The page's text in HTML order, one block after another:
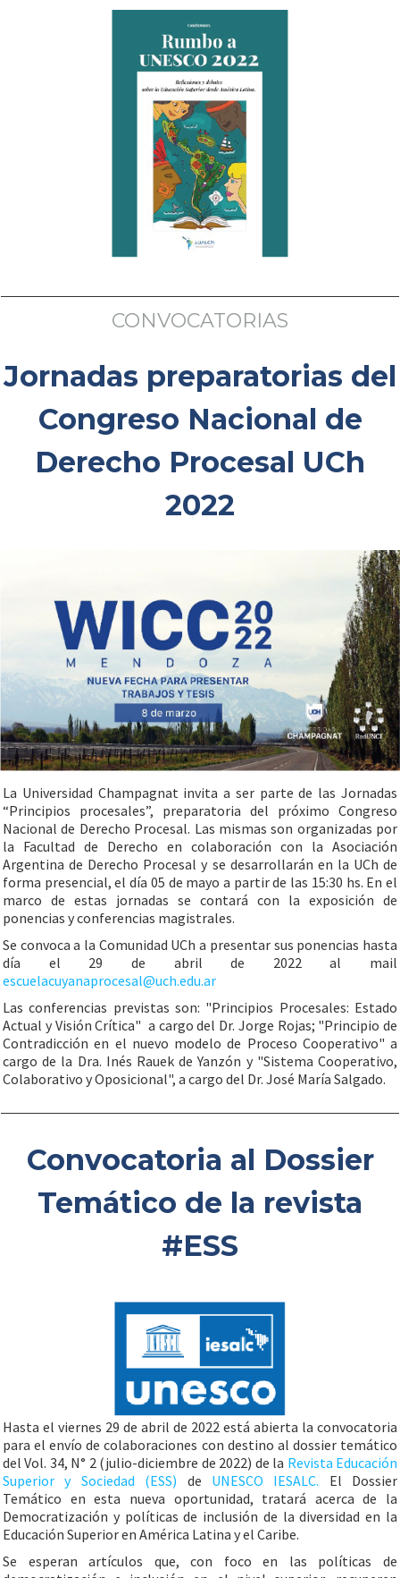
CONVOCATORIAS
Jornadas preparatorias del
Congreso Nacional de
Derecho Procesal UCh
2022
La Universidad Champagnat invita a ser parte de las Jornadas
“Principios procesales”, preparatoria del próximo Congreso
Nacional de Derecho Procesal. Las mismas son organizadas por
la Facultad de Derecho en colaboración con la Asociación
Argentina de Derecho Procesal y se desarrollarán en la UCh de
forma presencial, el día 05 de mayo a partir de las 15:30 hs. En el
marco de estas jornadas se contará con la exposición de
ponencias y conferencias magistrales.
Se convoca a la Comunidad UCh a presentar sus ponencias hasta
día el 29 de abril de 2022 al mail
escuelacuyanaprocesal@uch.edu.ar
Las conferencias previstas son: "Principios Procesales: Estado
Actual y Visión Crítica" a cargo del Dr. Jorge Rojas; "Principio de
Contradicción en el nuevo modelo de Proceso Cooperativo" a
cargo de la Dra. Inés Rauek de Yanzón y "Sistema Cooperativo,
Colaborativo y Oposicional", a cargo del Dr. José María Salgado.
Convocatoria al Dossier
Temático de la revista
#ESS
Hasta el viernes 29 de abril de 2022 está abierta la convocatoria
para el envío de colaboraciones con destino al dossier temático
del Vol. 34, N° 2 (julio-diciembre de 2022) de la Revista Educación
Superior y Sociedad (ESS)
de UNESCO IESALC. El Dossier
Temático en esta nueva oportunidad, tratará acerca de la
Democratización y políticas de inclusión de la diversidad en la
Educación Superior en América Latina y el Caribe.
Se esperan artículos que, con foco en las políticas de